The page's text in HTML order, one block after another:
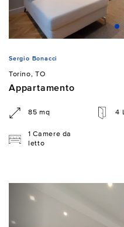
Sergio Bonacci
Torino, TO
Appartamento
85 mq 4
1 Camere da
letto